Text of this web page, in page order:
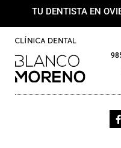
TU DENTISTA EN